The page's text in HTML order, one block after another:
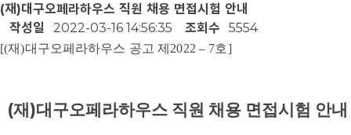
(재)대구오페라하우스 직원 채용 면접시험 안내
작성일
2022-03-16 14:56:35 조회수 5554
[(재)대구오페라하우스 공고 제 2022 – 7호]
(재)대구오페라하우스 직원 채용 면접시험 안내